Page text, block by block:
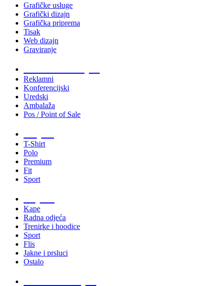
Grafičke usluge
Grafički dizajn
Grafička priprema
Tisak
Web dizajn
Graviranje
Reklamni
Konferencijski
Uredski
Ambalaža
Pos / Point of Sale
T-Shirt
Polo
Premium
Fit
Sport
Kape
Radna odjeća
Trenirke i hoodice
Sport
Flis
Jakne i prsluci
Ostalo